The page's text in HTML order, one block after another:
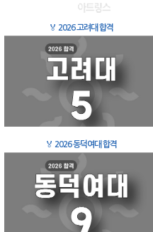
🏅 2026 고려대 합격
🏅 2026 동덕여대 합격